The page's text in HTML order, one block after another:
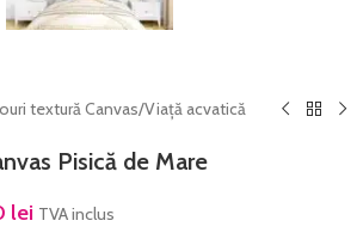
textură Canvas/Viață acvatică
Pisică de Mare
lei TVA inclus